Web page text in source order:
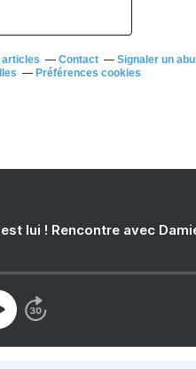
articles Contact Signaler un
Préférences cookies
lui ! Rencontre avec